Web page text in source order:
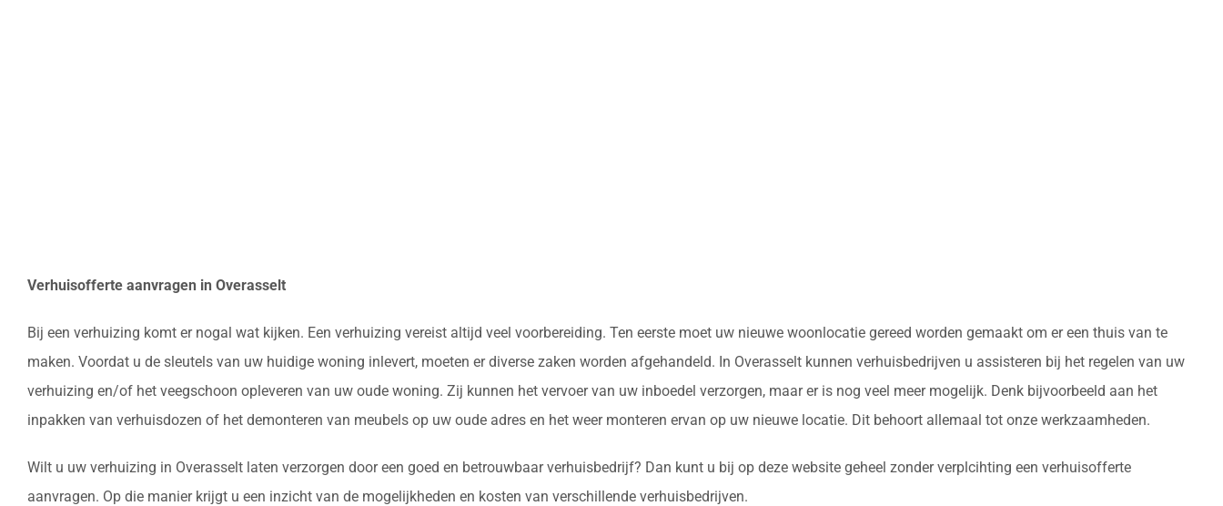
Verhuisofferte aanvragen in Overasselt
Bij een verhuizing komt er nogal wat kijken. Een verhuizing vereist altijd veel voorbereiding. Ten eerste moet uw nieuwe woonlocatie gereed worden gemaakt om er een thuis van te
maken. Voordat u de sleutels van uw huidige woning inlevert, moeten er diverse zaken worden afgehandeld. In Overasselt kunnen verhuisbedrijven u assisteren bij het regelen van uw
verhuizing en/of het veegschoon opleveren van uw oude woning. Zij kunnen het vervoer van uw inboedel verzorgen, maar er is nog veel meer mogelijk. Denk bijvoorbeeld aan het
inpakken van verhuisdozen of het demonteren van meubels op uw oude adres en het weer monteren ervan op uw nieuwe locatie. Dit behoort allemaal tot onze werkzaamheden.
Wilt u uw verhuizing in Overasselt laten verzorgen door een goed en betrouwbaar verhuisbedrijf? Dan kunt u bij op deze website geheel zonder verplcihting een verhuisofferte
aanvragen. Op die manier krijgt u een inzicht van de mogelijkheden en kosten van verschillende verhuisbedrijven.